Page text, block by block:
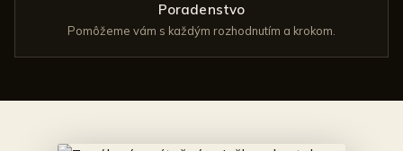
Poradenstvo
Pomôžeme vám s každým rozhodnutím a krokom.